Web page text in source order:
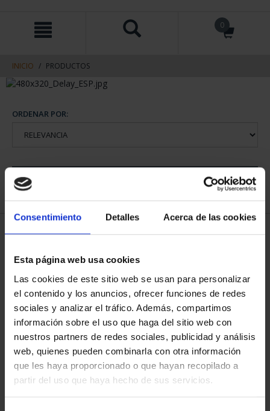
Consentimiento Detalles Acerca de las cookies
Esta página web usa cookies
Las cookies de este sitio web se usan para personalizar
el contenido y los anuncios, ofrecer funciones de redes
sociales y analizar el tráfico. Además, compartimos
información sobre el uso que haga del sitio web con
nuestros partners de redes sociales, publicidad y análisis
web, quienes pueden combinarla con otra información
que les haya proporcionado o que hayan recopilado a
partir del uso que haya hecho de sus servicios.
contenido
navegacin
0
INICIO PRODUCTOS
ORDENAR POR:
1 Productos encontrados